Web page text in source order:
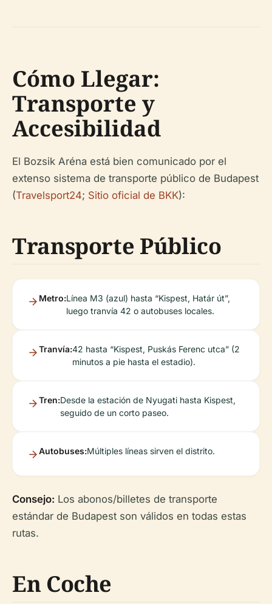
Cómo Llegar:
Transporte y
Accesibilidad
El Bozsik Aréna está bien comunicado por el
extenso sistema de transporte público de Budapest
(Travelsport24; Sitio oficial de BKK):
Transporte Público
Metro:Línea M3 (azul) hasta “Kispest, Határ út”,
luego tranvía 42 o autobuses locales.
Tranvía:42 hasta “Kispest, Puskás Ferenc utca” (2
minutos a pie hasta el estadio).
Tren:Desde la estación de Nyugati hasta Kispest,
seguido de un corto paseo.
Autobuses:Múltiples líneas sirven el distrito.
Consejo: Los abonos/billetes de transporte
estándar de Budapest son válidos en todas estas
rutas.
En Coche